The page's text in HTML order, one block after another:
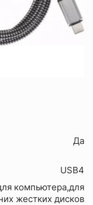
Да
USB4
компьютера,для
жестких дисков